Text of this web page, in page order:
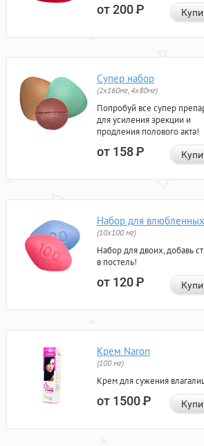
от 200Р
Супер набор
(2х160мг, 4х80мг)
Попробуй все супер
для усиления эрекции и
продления полового акта!
от 158Р
Набор для влюбленных
(10х100 мг)
Набор для двоих, добавь
в постель!
от 120Р
Крем Naron
(100 мг)
Крем для сужения
от 1500Р